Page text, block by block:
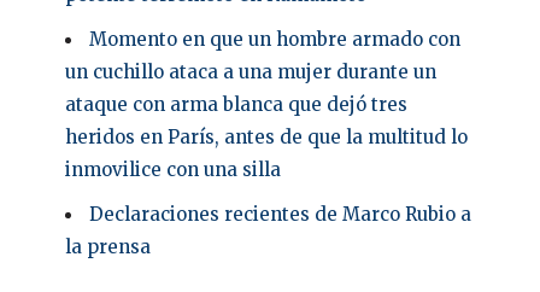
Momento en que un hombre armado con
un cuchillo ataca a una mujer durante un
ataque con arma blanca que dejó tres
heridos en París, antes de que la multitud lo
inmovilice con una silla
Declaraciones recientes de Marco Rubio a
la prensa